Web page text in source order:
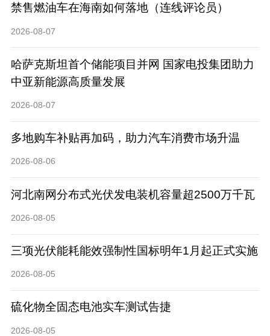
禁售燃油车在海南如何落地（连线评论员）
2026-08-07
哈萨克斯坦首个储能项目并网 国家电投集团助力
中亚新能源高质量发展
2026-08-07
多地购车补贴再加码，助力汽车消费市场升温
2026-08-06
河北南网分布式光伏发电装机容量超2500万千瓦
2026-08-05
三项光伏能耗能效强制性国标明年1月起正式实施
2026-08-05
硫化物全固态电池实车测试告捷
2026-08-05